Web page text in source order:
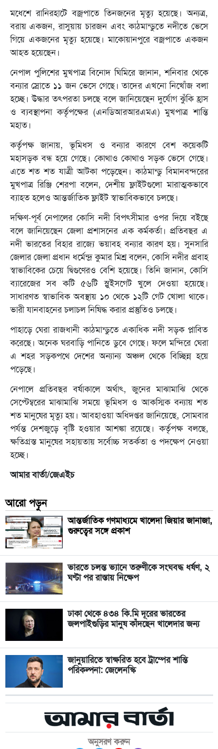
মধেশে রানিরহাটে বজ্রপাতে তিনজনের মৃত্যু হয়েছে। অন্যত্র,
বরায় একজন, রাসুয়ায় চারজন এবং কাঠমান্ডুতে নদীতে ভেসে
গিয়ে একজনের মৃত্যু হয়েছে। মাকোয়ানপুরে বজ্রপাতে একজন
আহত হয়েছেন।
নেপাল পুলিশের মুখপাত্র বিনোদ ঘিমিরে জানান, শনিবার থেকে
বন্যার স্রোতে ১১ জন ভেসে গেছে। তাদের এখনো নিখোঁজ বলা
হচ্ছে। উদ্ধার তৎপরতা চলছে বলে জানিয়েছেন দুর্যোগ ঝুঁকি হ্রাস
ও ব্যবস্থাপনা কর্তৃপক্ষের (এনডিআরআরএমএ) মুখপাত্র শান্তি
মহাত।
কর্তৃপক্ষ জানায়, ভূমিধস ও বন্যার কারণে বেশ কয়েকটি
মহাসড়ক বন্ধ হয়ে গেছে। কোথাও কোথাও সড়ক ভেসে গেছে।
এতে শত শত যাত্রী আটকা পড়েছেন। কাঠমান্ডু বিমানবন্দরের
মুখপাত্র রিঞ্জি শেরপা বলেন, দেশীয় ফ্লাইটগুলো মারাত্মকভাবে
ব্যাহত হলেও আন্তর্জাতিক ফ্লাইট স্বাভাবিকভাবে চলছে।
দক্ষিণ-পূর্ব নেপালের কোসি নদী বিপৎসীমার ওপর দিয়ে বইছে
বলে জানিয়েছেন জেলা প্রশাসনের এক কর্মকর্তা। প্রতিবছর এ
নদী ভারতের বিহার রাজ্যে ভয়াবহ বন্যার কারণ হয়। সুনসারি
জেলার জেলা প্রধান ধর্মেন্দ্র কুমার মিশ্র বলেন, কোসি নদীর প্রবাহ
স্বাভাবিকের চেয়ে দ্বিগুণেরও বেশি হয়েছে। তিনি জানান, কোসি
ব্যারেজের সব কটি ৫৬টি স্লুইসগেট খুলে দেওয়া হয়েছে।
সাধারণত স্বাভাবিক অবস্থায় ১০ থেকে ১২টি গেট খোলা থাকে।
ভারী যানবাহনের চলাচল নিষিদ্ধ করার প্রস্তুতিও চলছে।
পাহাড়ে ঘেরা রাজধানী কাঠমান্ডুতে একাধিক নদী সড়ক প্লাবিত
করেছে। অনেক ঘরবাড়ি পানিতে ডুবে গেছে। ফলে মন্দিরে ঘেরা
এ শহর সড়কপথে দেশের অন্যান্য অঞ্চল থেকে বিচ্ছিন্ন হয়ে
পড়েছে।
নেপালে প্রতিবছর বর্ষাকালে অর্থাৎ, জুনের মাঝামাঝি থেকে
সেপ্টেম্বরের মাঝামাঝি সময়ে ভূমিধস ও আকস্মিক বন্যায় শত
শত মানুষের মৃত্যু হয়। আবহাওয়া অধিদপ্তর জানিয়েছে, সোমবার
পর্যন্ত দেশজুড়ে বৃষ্টি হওয়ার আশঙ্কা রয়েছে। কর্তৃপক্ষ বলছে,
ক্ষতিগ্রস্ত মানুষের সহায়তায় সর্বোচ্চ সতর্কতা ও পদক্ষেপ নেওয়া
হচ্ছে।
আমার বার্তা/জেএইচ
আরো পড়ুন
আন্তর্জাতিক গণমাধ্যমে খালেদা জিয়ার জানাজা,
গুরুত্বের সঙ্গে প্রকাশ
ভারতে চলন্ত ভ্যানে তরুণীকে সংঘবদ্ধ ধর্ষণ, ২
ঘণ্টা পর রাস্তায় নিক্ষেপ
ঢাকা থেকে ৪৩৪ কি.মি দূরের ভারতের
জলপাইগুড়ির মানুষ কাঁদছেন খালেদার জন্য
জানুয়ারিতে স্বাক্ষরিত হবে ট্রাম্পের শান্তি
পরিকল্পনা: জেলেনস্কি
অনুসরণ করুন